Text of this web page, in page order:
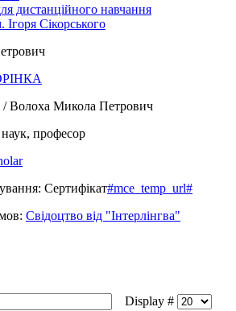
дистанційного навчання
Сікорського
професор
Сертифікат#mce_temp_url#
Свідоцтво від "Інтерлінгва"
Display #